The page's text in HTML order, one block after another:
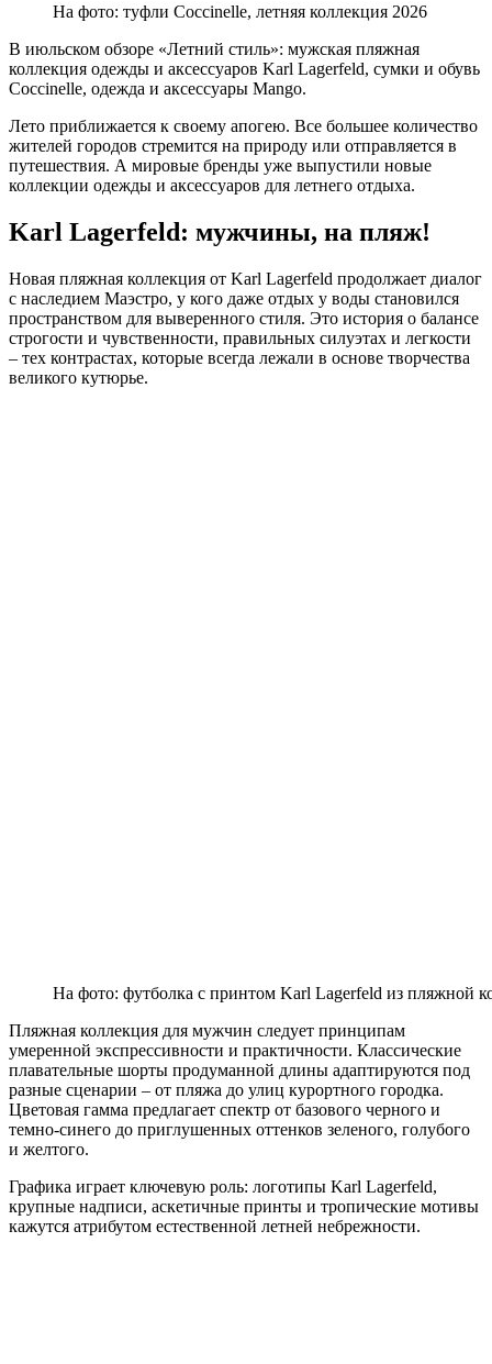
На фото: туфли Coccinelle, летняя коллекция 2026
В июльском обзоре «Летний стиль»: мужская пляжная
коллекция одежды и аксессуаров Karl Lagerfeld, сумки и обувь
Coccinelle, одежда и аксессуары Mango.
Лето приближается к своему апогею. Все большее количество
жителей городов стремится на природу или отправляется в
путешествия. А мировые бренды уже выпустили новые
коллекции одежды и аксессуаров для летнего отдыха.
Karl Lagerfeld: мужчины, на пляж!
Новая пляжная коллекция от Karl Lagerfeld продолжает диалог
с наследием Маэстро, у кого даже отдых у воды становился
пространством для выверенного стиля. Это история о балансе
строгости и чувственности, правильных силуэтах и легкости
– тех контрастах, которые всегда лежали в основе творчества
великого кутюрье.
На фото: футболка с принтом Karl Lagerfeld из пляжной
Пляжная коллекция для мужчин следует принципам
умеренной экспрессивности и практичности. Классические
плавательные шорты продуманной длины адаптируются под
разные сценарии – от пляжа до улиц курортного городка.
Цветовая гамма предлагает спектр от базового черного и
темно-синего до приглушенных оттенков зеленого, голубого
и желтого.
Графика играет ключевую роль: логотипы Karl Lagerfeld,
крупные надписи, аскетичные принты и тропические мотивы
кажутся атрибутом естественной летней небрежности.